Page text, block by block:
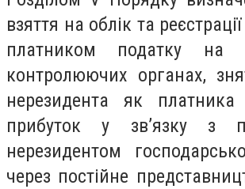
взяття на облік та
платником податку на
контролюючих органах,
нерезидента як
прибуток у зв’язку з
нерезидентом
через постійне